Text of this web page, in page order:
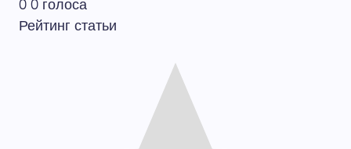
00голоса
Рейтинг статьи